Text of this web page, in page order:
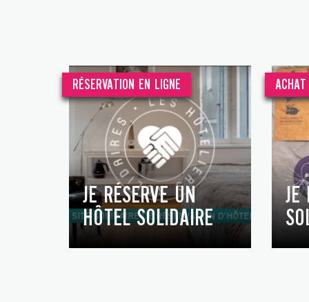
RÉSERVATION EN LIGNE
JE RÉSERVE UN
HÔTEL SOLIDAIRE
JE